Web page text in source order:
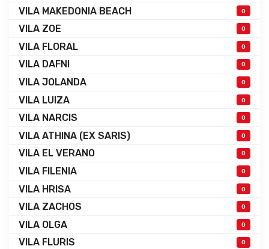
VILA MAKEDONIA BEACH 0
VILA ZOE 0
VILA FLORAL 0
VILA DAFNI 0
VILA JOLANDA 0
VILA LUIZA 0
VILA NARCIS 0
VILA ATHINA (EX SARIS) 0
VILA EL VERANO 0
VILA FILENIA 0
VILA HRISA 0
VILA ZACHOS 0
VILA OLGA 0
VILA FLURIS 0